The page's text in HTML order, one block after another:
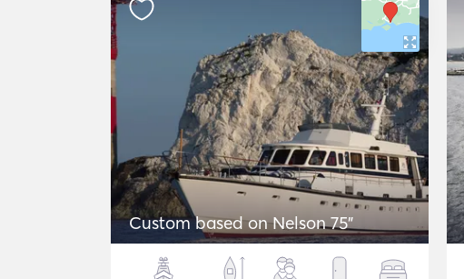
Custom based on Nelson 75"